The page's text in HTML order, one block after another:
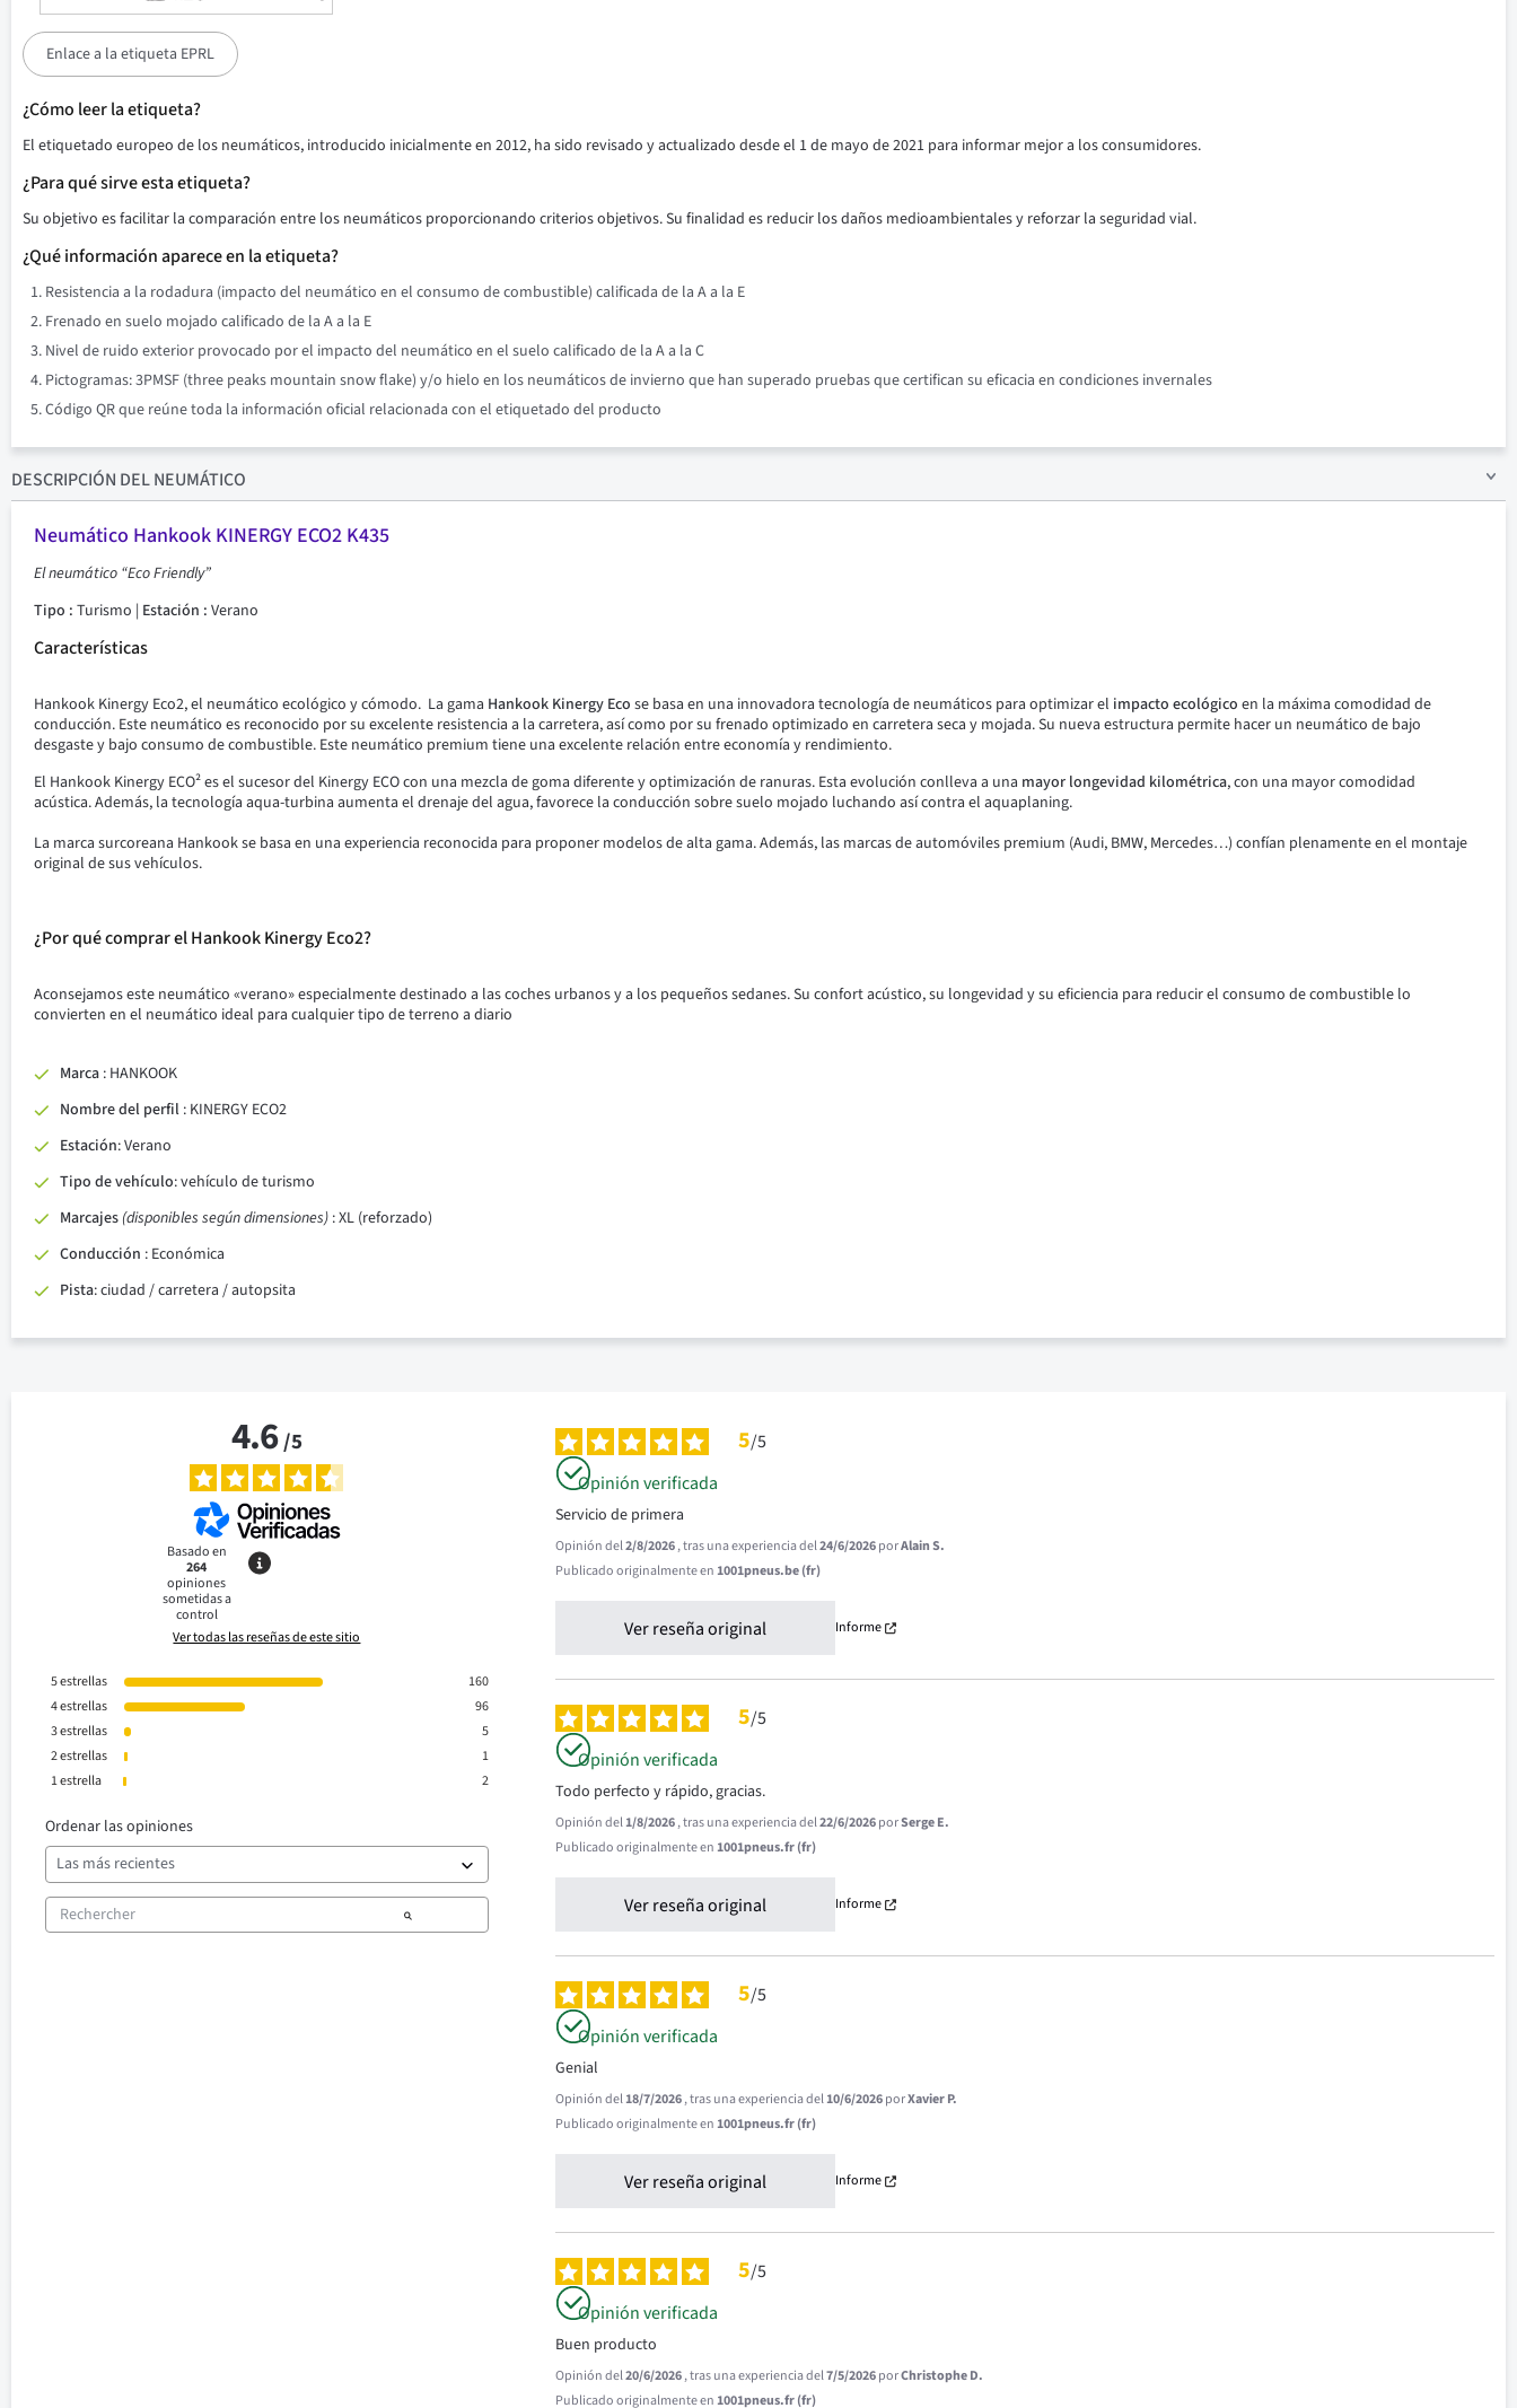
Enlace a la etiqueta EPRL
¿Cómo leer la etiqueta?
El etiquetado europeo de los neumáticos, introducido inicialmente en 2012, ha sido revisado y actualizado desde el 1 de mayo de 2021 para informar mejor a los consumidores.
¿Para qué sirve esta etiqueta?
Su objetivo es facilitar la comparación entre los neumáticos proporcionando criterios objetivos. Su finalidad es reducir los daños medioambientales y reforzar la seguridad vial.
¿Qué información aparece en la etiqueta?
Resistencia a la rodadura (impacto del neumático en el consumo de combustible) calificada de la A a la E
Frenado en suelo mojado calificado de la A a la E
Nivel de ruido exterior provocado por el impacto del neumático en el suelo calificado de la A a la C
Pictogramas: 3PMSF (three peaks mountain snow flake) y/o hielo en los neumáticos de invierno que han superado pruebas que certifican su eficacia en condiciones invernales
Código QR que reúne toda la información oficial relacionada con el etiquetado del producto
DESCRIPCIÓN DEL NEUMÁTICO
Neumático Hankook KINERGY ECO2 K435
El neumático “Eco Friendly”
Tipo : Turismo | Estación : Verano
Características
Hankook Kinergy Eco2, el neumático ecológico y cómodo. La gama Hankook Kinergy Eco se basa en una innovadora tecnología de neumáticos para optimizar el impacto ecológico en la máxima comodidad de
conducción. Este neumático es reconocido por su excelente resistencia a la carretera, así como por su frenado optimizado en carretera seca y mojada.Su nueva estructura permite hacer un neumático de bajo
desgaste y bajo consumo de combustible. Este neumático premium tiene una excelente relación entre economía y rendimiento.
El Hankook Kinergy ECO² es el sucesor del Kinergy ECO con una mezcla de goma diferente y optimización de ranuras. Esta evolución conlleva a una mayor longevidad kilométrica, con una mayor comodidad
acústica.Además, la tecnología aqua-turbina aumenta el drenaje del agua, favorece la conducción sobre suelo mojado luchando así contra el aquaplaning.
La marca surcoreana Hankook se basa en una experiencia reconocida para proponer modelos de alta gama.Además, las marcas de automóviles premium (Audi, BMW, Mercedes…) confían plenamente en el montaje
original de sus vehículos.
¿Por qué comprar el Hankook Kinergy Eco2?
Aconsejamos este neumático «verano» especialmente destinado a las coches urbanos y a los pequeños sedanes.Su confort acústico, su longevidad y su eficiencia para reducir el consumo de combustible lo
convierten en el neumático ideal para cualquier tipo de terreno a diario
Marca : HANKOOK
Nombre del perfil : KINERGY ECO2
Estación: Verano
Tipo de vehículo:vehículo de turismo
Marcajes (disponibles segúndimensiones) : XL (reforzado)
Conducción : Económica
Pista: ciudad / carretera / autopsita
4.6/5
Basado en
264
opiniones
sometidas a
control
Ver todas las reseñas de este sitio
5estrellas
160
4estrellas
96
3estrellas
5
2estrellas
1
1estrella 2
Ordenar las opiniones
5/5
Opinión verificada
Servicio de primera
Opinión del2/8/2026, tras una experiencia del24/6/2026porAlain S.
Publicado originalmente en1001pneus.be (fr)
Ver reseña original Informe
5/5
Opinión verificada
Todo perfecto y rápido, gracias.
Opinión del1/8/2026, tras una experiencia del22/6/2026porSerge E.
Publicado originalmente en1001pneus.fr (fr)
Ver reseña original Informe
5/5
Opinión verificada
Genial
Opinión del18/7/2026, tras una experiencia del10/6/2026porXavier P.
Publicado originalmente en1001pneus.fr (fr)
Ver reseña original Informe
5/5
Opinión verificada
Buen producto
Opinión del20/6/2026, tras una experiencia del7/5/2026porChristophe D.
Publicado originalmente en1001pneus.fr (fr)